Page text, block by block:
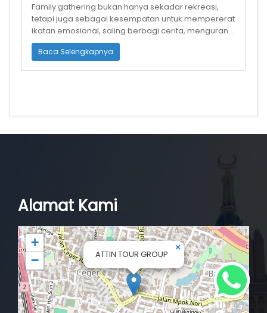
Family gathering bukan hanya sekadar rekreasi,
tetapi juga sebagai kesempatan untuk mempererat
ikatan emosional, saling berbagi cerita, mengurangi
kesenjangan antar generasi,
Baca Selengkapnya
Alamat Kami
ATTIN TOUR GROUP
×
+
−